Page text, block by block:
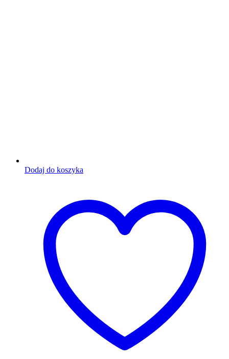
Dodaj do koszyka